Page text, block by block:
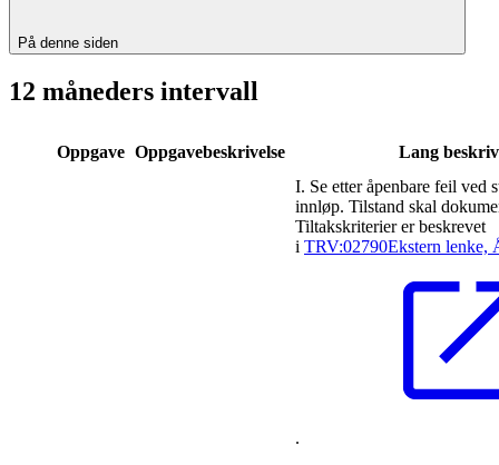
På denne siden
12 måneders intervall
Oppgave Oppgavebeskrivelse Lang
I. Se etter åpenbare feil ved
innløp. Tilstand skal
Tiltakskriterier er beskrevet
i TRV:02790Ekstern lenke,
.